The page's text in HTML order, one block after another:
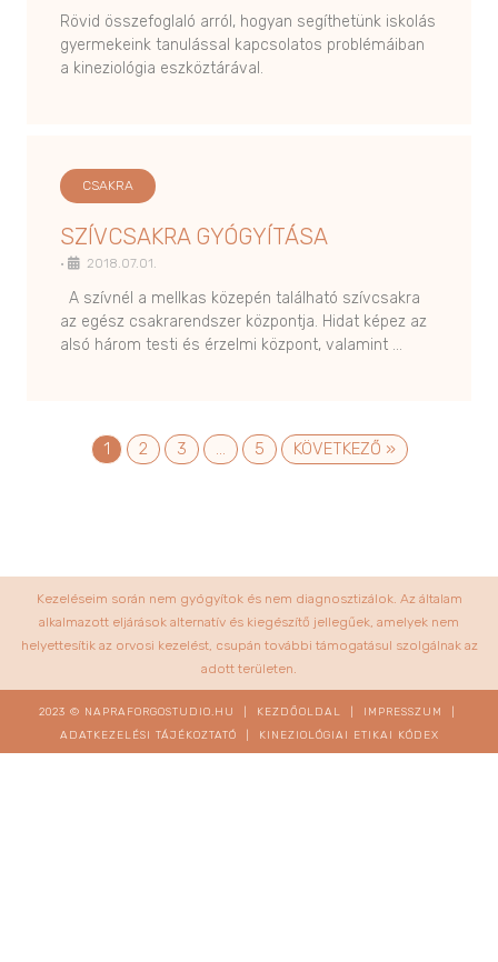
Rövid összefoglaló arról, hogyan segíthetünk iskolás
gyermekeink tanulással kapcsolatos problémáiban
a kineziológia eszköztárával.
CSAKRA
SZÍVCSAKRA GYÓGYÍTÁSA
• 2018.07.01.
A szívnél a mellkas közepén található szívcsakra
az egész csakrarendszer központja. Hidat képez az
alsó három testi és érzelmi központ, valamint …
1 2 3 … 5 KÖVETKEZŐ »
Kezeléseim során nem gyógyítok és nem diagnosztizálok. Az általam
alkalmazott eljárások alternatív és kiegészítő jellegűek, amelyek nem
helyettesítik az orvosi kezelést, csupán további támogatásul szolgálnak az
adott területen.
2023 © NAPRAFORGOSTUDIO.HU | KEZDŐOLDAL IMPRESSZUM
ADATKEZELÉSI TÁJÉKOZTATÓ
KINEZIOLÓGIAI ETIKAI KÓDEX